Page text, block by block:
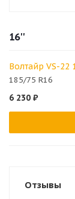
16''
Волтайр VS-22
185/75 R16
6 230 ₽
Отзывы